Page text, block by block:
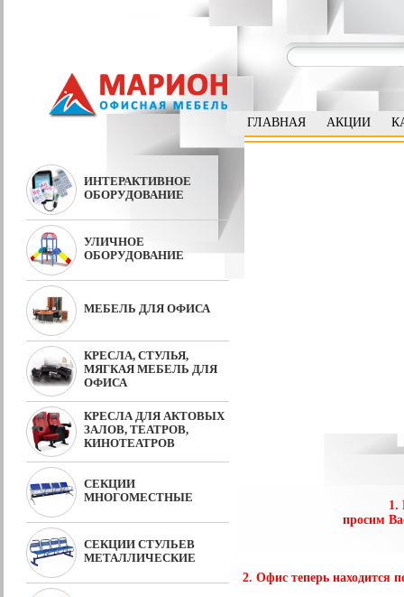
ГЛАВНАЯ АКЦИИ
ИНТЕРАКТИВНОЕ
ОБОРУДОВАНИЕ
УЛИЧНОЕ
ОБОРУДОВАНИЕ
МЕБЕЛЬ ДЛЯ ОФИСА
КРЕСЛА, СТУЛЬЯ,
МЯГКАЯ МЕБЕЛЬ ДЛЯ
ОФИСА
КРЕСЛА ДЛЯ АКТОВЫХ
ЗАЛОВ, ТЕАТРОВ,
КИНОТЕАТРОВ
СЕКЦИИ
МНОГОМЕСТНЫЕ
СЕКЦИИ СТУЛЬЕВ
МЕТАЛЛИЧЕСКИЕ
1.
просим
2. Офис теперь находится